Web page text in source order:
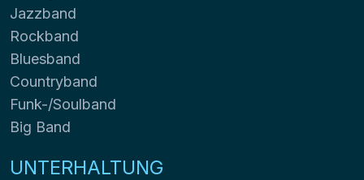
Jazzband
Rockband
Bluesband
Countryband
Funk-/Soulband
Big Band
UNTERHALTUNG